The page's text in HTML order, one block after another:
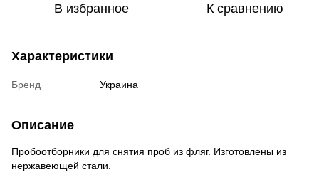
В избранное К сравнению
Характеристики
Бренд Украина
Описание
Пробоотборники для снятия проб из фляг. Изготовлены из
нержавеющей стали.